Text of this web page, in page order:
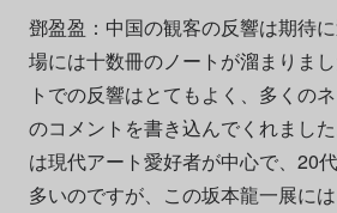
鄧盈盈：中国の観客の反響は期待
場には十数冊のノートが溜まりま
トでの反響はとてもよく、多くの
のコメントを書き込んでくれました
は現代アート愛好者が中心で、20
多いのですが、この坂本龍一展に